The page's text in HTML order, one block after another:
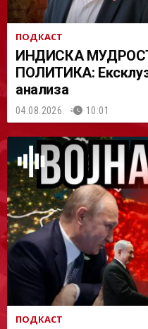
ПОДКАСТ
ИНДИСКА
ПОЛИТИКА:
анализа
04.08.2026. 10:01
ПОДКАСТ